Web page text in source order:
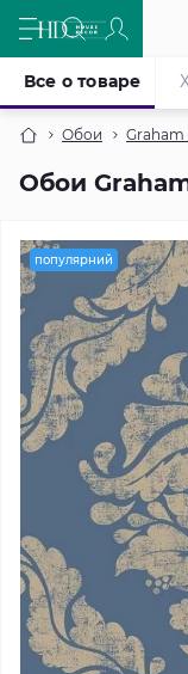
Обои Graham
Обои
Все о товаре
популярний